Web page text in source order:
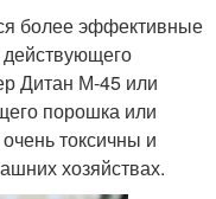
более эффективные
Дитан М-45 или
порошка или
токсичны и
хозяйствах.